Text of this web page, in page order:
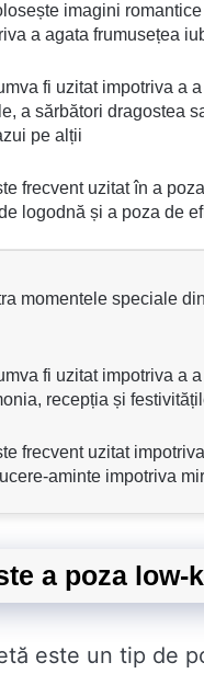
imagini
a agata frumusețea
fi uzitat impotriva a
a sărbători dragostea
pe alții
frecvent uzitat în a
logodnă și a poza de
momentele speciale
fi uzitat impotriva a
recepția și
frecvent uzitat
aminte impotriva
a poza low-
este un tip de